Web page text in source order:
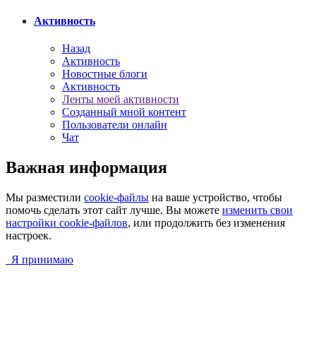
Активность
Назад
Активность
Новостные блоги
Активность
Ленты моей активности
Созданный мной контент
Пользователи онлайн
Чат
Важная информация
Мы разместили cookie-файлы на ваше устройство, чтобы
помочь сделать этот сайт лучше. Вы можете изменить свои
настройки cookie-файлов, или продолжить без изменения
настроек.
Я принимаю